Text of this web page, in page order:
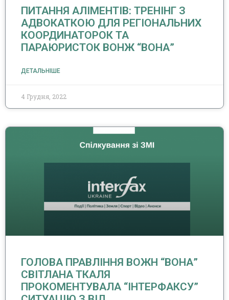
ПИТАННЯ АЛІМЕНТІВ: ТРЕНІНГ З
АДВОКАТКОЮ ДЛЯ РЕГІОНАЛЬНИХ
КООРДИНАТОРОК ТА
ПАРАЮРИСТОК ВОНЖ “ВОНА”
ДЕТАЛЬНІШЕ
4 Грудня, 2022
ГОЛОВА ПРАВЛІННЯ ВОЖН “ВОНА”
СВІТЛАНА ТКАЛЯ
ПРОКОМЕНТУВАЛА “ІНТЕРФАКСУ”